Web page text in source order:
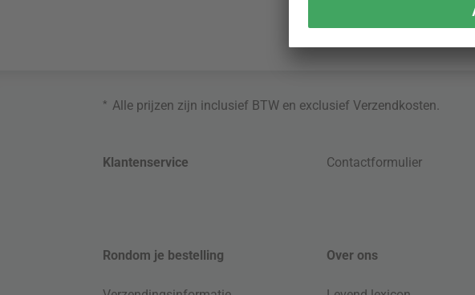
* Alle prijzen zijn inclusief BTW en exclusiefVerzendkosten.
Klantenservice Contactformulier
Rondom je bestelling Over ons